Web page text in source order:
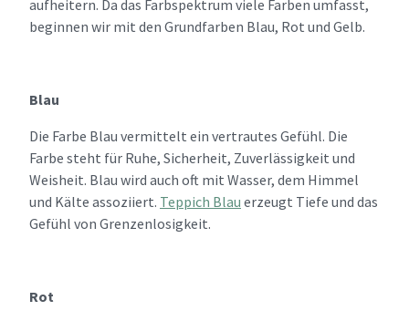
aufheitern. Da das Farbspektrum viele Farben umfasst,
beginnen wir mit den Grundfarben Blau, Rot und Gelb.
Blau
Die Farbe Blau vermittelt ein vertrautes Gefühl. Die
Farbe steht für Ruhe, Sicherheit, Zuverlässigkeit und
Weisheit. Blau wird auch oft mit Wasser, dem Himmel
und Kälte assoziiert. Teppich Blau erzeugt Tiefe und das
Gefühl von Grenzenlosigkeit.
Rot